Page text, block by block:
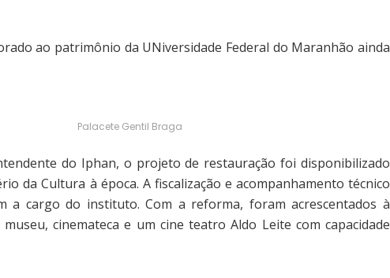
ao patrimônio da UNiversidade Federal do Maranhão ainda
Palacete Gentil Braga
do Iphan, o projeto de restauração foi disponibilizado
da Cultura à época. A fiscalização e acompanhamento técnico
a cargo do instituto. Com a reforma, foram acrescentados à
cinemateca e um cine teatro Aldo Leite com capacidade